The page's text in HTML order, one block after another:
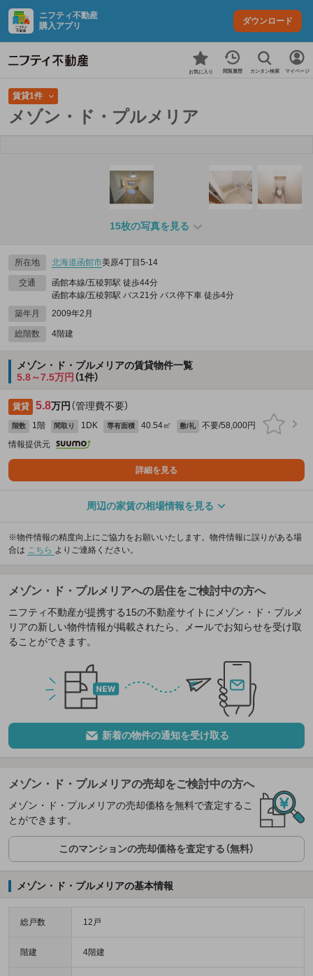
ニフティ不動産
購入アプリ
ダウンロード
お気に入り 閲覧履歴 カンタン検索 マイページ
賃貸1件
メゾン・ド・プルメリア
15枚の写真を見る
所在地 北海道函館市美原4丁目5-14
交通
函館本線/五稜郭駅 徒歩44分
函館本線/五稜郭駅 バス21分 バス停下車 徒歩4分
築年月
2009年2月
総階数 4階建
メゾン・ド・プルメリアの賃貸物件一覧
5.8～7.5万円 （1件）
賃貸 5.8万円 （管理費不要）
階数 1階 間取り 1DK 専有面積 40.54㎡ 敷/礼
不要/58,000円
情報提供元
詳細を見る
周辺の家賃の相場情報を見る
※物件情報の精度向上にご協力をお願いいたします。物件情報に誤りがある場
合は こちら よりご連絡ください。
メゾン・ド・プルメリアへの居住をご検討中の方へ
ニフティ不動産が提携する15の不動産サイトにメゾン・ド・プルメ
リアの新しい物件情報が掲載されたら、メールでお知らせを受け取
ることができます。
新着の物件の通知を受け取る
メゾン・ド・プルメリアの売却をご検討中の方へ
メゾン・ド・プルメリアの売却価格を無料で査定するこ
とができます。
このマンションの売却価格を査定する（無料）
メゾン・ド・プルメリアの基本情報
総戸数 12戸
階建 4階建